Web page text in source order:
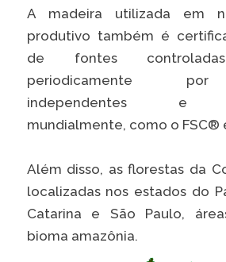
A madeira utilizada em
produtivo também é
de fontes
periodicamente
independentes e
mundialmente, como o FSC®
Além disso, as florestas da
localizadas nos estados do
Catarina e São Paulo,
bioma amazônia.